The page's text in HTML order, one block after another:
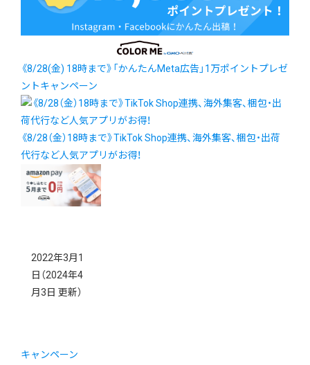
《8/28(金) 18時まで》「かんたんMeta広告」1万ポイントプレゼ
ントキャンペーン
《8/28（金）18時まで》TikTok Shop連携、海外集客、梱包・出荷
代行など人気アプリがお得！
2022年3月1
日 （2024年4
月3日 更新）
キャンペーン